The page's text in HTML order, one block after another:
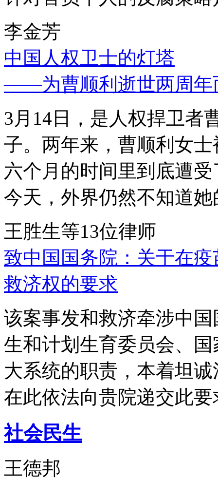
李金芳
中国人权卫士的灯塔
——为曹顺利逝世两周年
3月14日，是人权捍卫者
子。两年来，曹顺利女
六个月的时间里到底遭
今天，外界仍然不知道
王胜生等13位律师
致中国国务院：关于在
救济权的要求
该案事发和救济牵涉中
生和计划生育委员会、
大系统的职责，本着坦
在此依法向贵院递交此要
社会民生
王德邦